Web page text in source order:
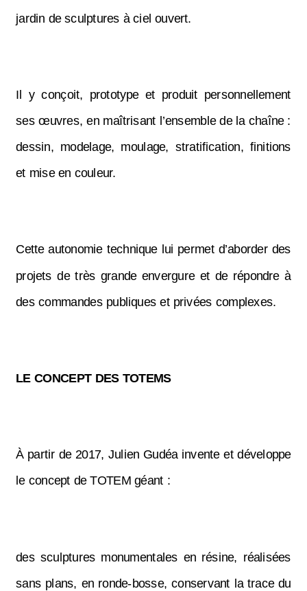
jardin de sculptures à ciel ouvert.
Il y conçoit, prototype et produit personnellement
ses œuvres, en maîtrisant l’ensemble de la chaîne :
dessin, modelage, moulage, stratification, finitions
et mise en couleur.
Cette autonomie technique lui permet d’aborder des
projets de très grande envergure et de répondre à
des commandes publiques et privées complexes.
LE CONCEPT DES TOTEMS
À partir de 2017, Julien Gudéa invente et développe
le concept de TOTEM géant :
des sculptures monumentales en résine, réalisées
sans plans, en ronde-bosse, conservant la trace du